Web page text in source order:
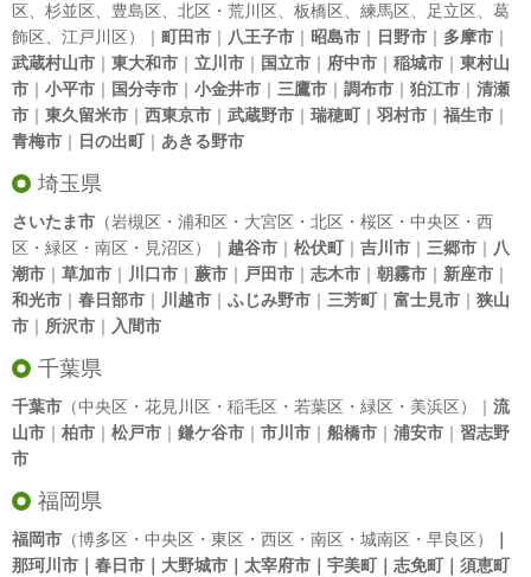
区
杉並区 豊島区 北区 ・ 荒川区 板橋区 練馬区 足立区
葛
飾区
江戸川区）｜ 町田市 ｜ 八王子市 ｜ 昭島市 ｜ 日野市 ｜ 多摩市 ｜
武蔵村山市 ｜ 東大和市 ｜ 立川市 ｜ 国立市 ｜ 府中市 ｜ 稲城市 ｜ 東村山
市 ｜ 小平市 ｜ 国分寺市 ｜ 小金井市 ｜ 三鷹市 ｜ 調布市 ｜ 狛江市 ｜ 清瀬
市 ｜ 東久留米市 ｜ 西東京市 ｜ 武蔵野市 ｜ 瑞穂町｜ 羽村市 ｜ 福生市 ｜
青梅市 ｜ 日の出町｜ あきる野市
埼玉県
さいたま市 （岩槻区・浦和区・大宮区・北区・桜区・中央区・西
区・緑区・南区・見沼区）｜ 越谷市 ｜ 松伏町｜ 吉川市 ｜ 三郷市 ｜ 八
潮市 ｜ 草加市 ｜ 川口市 ｜ 蕨市 ｜ 戸田市 ｜ 志木市 ｜ 朝霧市 ｜ 新座市 ｜
和光市 ｜ 春日部市 ｜ 川越市 ｜ ふじみ野市 ｜ 三芳町｜ 富士見市 ｜ 狭山
市 ｜ 所沢市 ｜ 入間市
千葉県
千葉市 （中央区・花見川区・稲毛区・若葉区・緑区・美浜区）｜ 流
山市 ｜ 柏市 ｜ 松戸市 ｜ 鎌ケ谷市 ｜ 市川市 ｜ 船橋市 ｜ 浦安市 ｜ 習志野
市
福岡県
福岡市 （博多区・中央区・東区・西区・南区・城南区・早良区）
那珂川市｜春日市｜大野城市｜太宰府市｜宇美町｜志免町｜須恵町